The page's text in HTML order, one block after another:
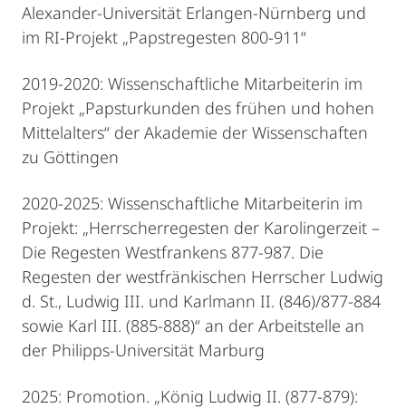
Alexander-Universität Erlangen-Nürnberg und
im RI-Projekt „Papstregesten 800-911“
2019-2020: Wissenschaftliche Mitarbeiterin im
Projekt „Papsturkunden des frühen und hohen
Mittelalters“ der Akademie der Wissenschaften
zu Göttingen
2020-2025: Wissenschaftliche Mitarbeiterin im
Projekt: „Herrscherregesten der Karolingerzeit –
Die Regesten Westfrankens 877-987. Die
Regesten der westfränkischen Herrscher Ludwig
d. St., Ludwig III. und Karlmann II. (846)/877-884
sowie Karl III. (885-888)“ an der Arbeitstelle an
der Philipps-Universität Marburg
2025: Promotion. „König Ludwig II. (877-879):